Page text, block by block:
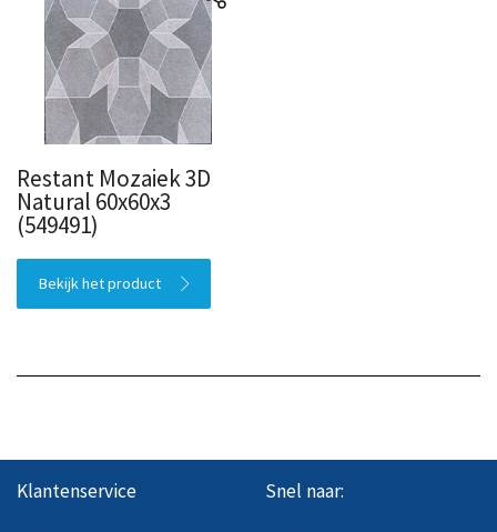
Restant Mozaiek 3D
Natural 60x60x3
(549491)
Bekijk het product
Klantenservice Snel naar: